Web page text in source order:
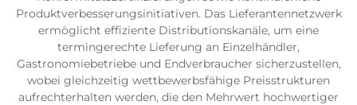
Produktverbesserungsinitiativen. Das Lieferantennetzwerk
ermöglicht effiziente Distributionskanäle, um eine
termingerechte Lieferung an Einzelhändler,
Gastronomiebetriebe und Endverbraucher sicherzustellen,
wobei gleichzeitig wettbewerbsfähige Preisstrukturen
aufrechterhalten werden, die den Mehrwert hochwertiger